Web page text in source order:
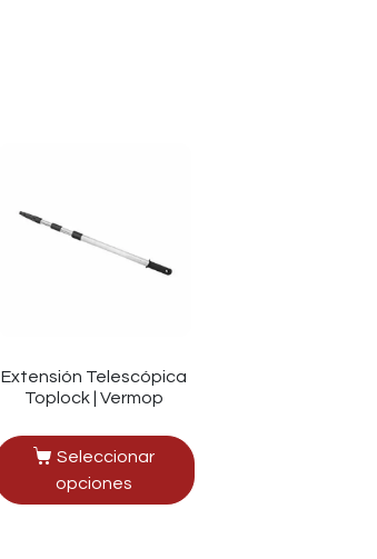
Extensión Telescópica
Toplock | Vermop
Seleccionar
opciones